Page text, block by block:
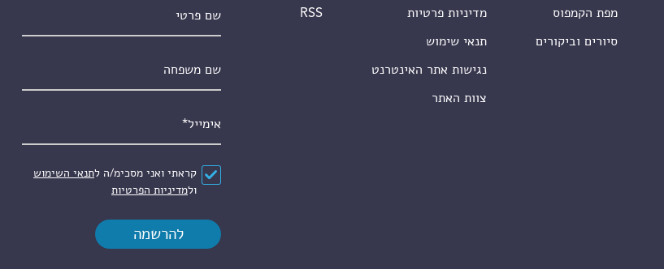
מפת הקמפוס
סיורים וביקורים
מדיניות פרטיות
תנאי שימוש
נגישות אתר האינטרנט
צוות האתר
RSS
הסכם*
קראתי ואני מסכימ/ה לתנאי השימוש
ולמדיניות הפרטיות